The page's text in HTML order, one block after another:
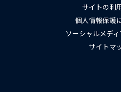
サイトの利
個人情報保護
ソーシャルメデ
サイトマ